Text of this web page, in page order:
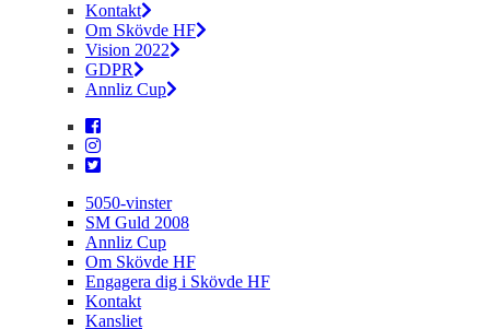
Kontakt
Om Skövde HF
Vision 2022
GDPR
Annliz Cup
5050-vinster
SM Guld 2008
Annliz Cup
Om Skövde HF
Engagera dig i Skövde HF
Kontakt
Kansliet